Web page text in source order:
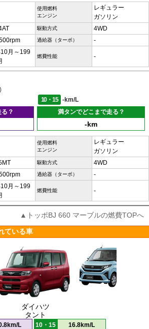
使用燃料
エンジン
レギュラー
ガソリン
駆動方式 4WD
過給器（ターボ） -
月～199
燃費性能 -
10・15
-km/L
？
満タンでどこまで走る？
-km
使用燃料
エンジン
レギュラー
ガソリン
駆動方式 4WD
過給器（ターボ） -
月～199
燃費性能 -
▲トッポBJ 660 マーブルの燃費TOPへ
ている車
ダイハツ
タント
L 10・15 16.8km/L